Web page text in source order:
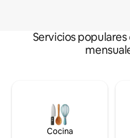
Servicios
Cocina